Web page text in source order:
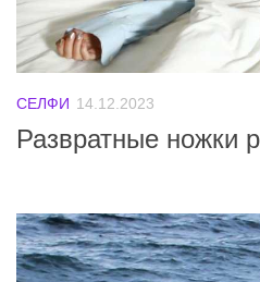
СЕЛФИ 14.12.2023
Развратные ножки